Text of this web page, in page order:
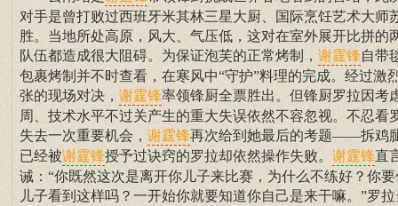
对手是曾打败过西班牙米其林三星大厨、国际烹饪艺术大师
胜。当地所处高原，风大、气压低，这对在室外展开比拼的
队伍都造成很大阻碍。为保证泡芙的正常烤制， 谢霆锋自带
包裹烤制并不时查看，在寒风中“守护”料理的完成。经过激
张的现场对决， 谢霆锋率领锋厨全票胜出。但锋厨罗拉因考
周、技术水平不过关产生的重大失误依然不容忽视。不忍看
失去一次重要机会， 谢霆锋再次给到她最后的考题——拆鸡
已经被谢霆锋授予过诀窍的罗拉却依然操作失败。 谢霆锋直
诫：“你既然这次是离开你儿子来比赛，为什么不练好？你要
儿子看到这样吗？一开始你就要知道你自己是来干嘛。”罗